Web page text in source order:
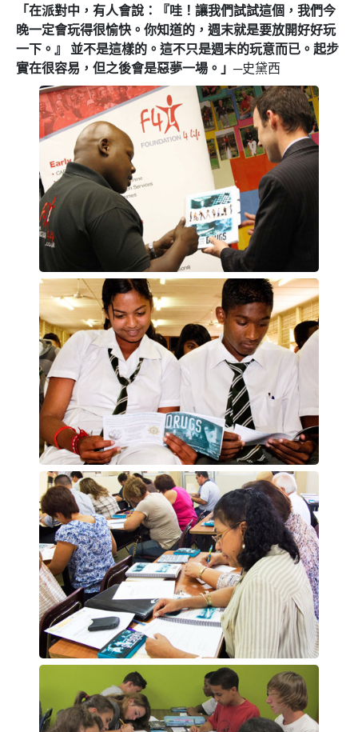
「在派對中，有人會說：『哇！讓我們試試這個，我們今
晚一定會玩得很愉快。你知道的，週末就是要放開好好玩
一下。』 並不是這樣的。這不只是週末的玩意而已。起步
實在很容易，但之後會是惡夢一場。」 ─史黛西